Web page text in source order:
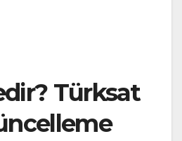
Türksat